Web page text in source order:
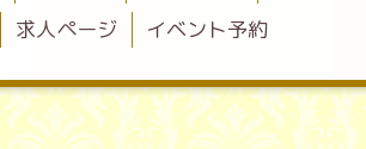
求人ページ
イベント予約